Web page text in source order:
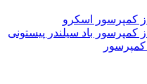
کمپرسور اسکرو
کمپرسور باد سیلندر پیستونی